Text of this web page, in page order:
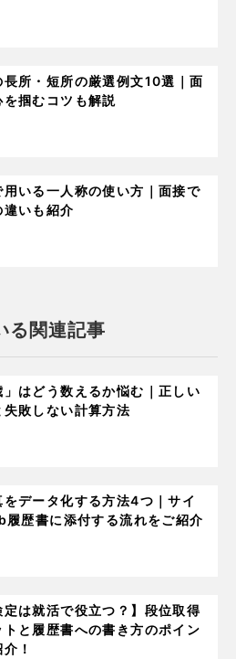
長所・短所の厳選例文10選｜面
を掴むコツも解説
用いる一人称の使い方｜面接で
いも紹介
る関連記事
」はどう数えるか悩む｜正しい
失敗しない計算方法
をデータ化する方法4つ｜サイ
履歴書に添付する流れをご紹介
定は就活で役立つ？】段位取得
トと履歴書への書き方のポイン
！